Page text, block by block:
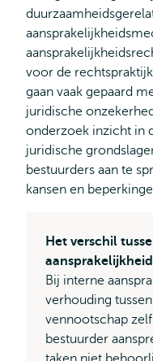
voor de
gaan vaak gepaard
juridische
onderzoek inzicht in
juridische
bestuurders aan te
kansen en
Het verschil
Bij interne
verhouding
vennootschap
bestuurder